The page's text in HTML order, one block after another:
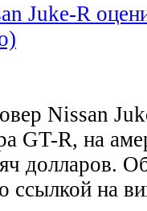
Juke-R
Nissan
GT-R, на
долларов.
ссылкой на